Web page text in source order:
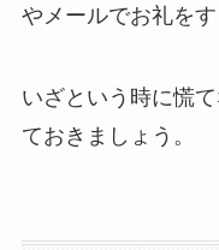
やメールでお礼を
いざという時に慌
ておきましょう。